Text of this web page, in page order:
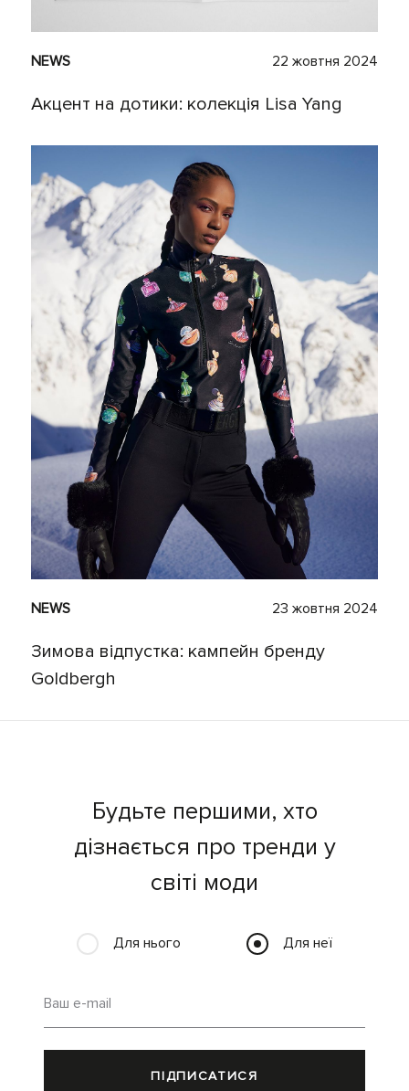
NEWS 22 жовтня 2024
Акцент на дотики: колекція Lisa Yang
NEWS 23 жовтня 2024
Зимова відпустка: кампейн бренду
Goldbergh
Будьте першими, хто
дізнається про тренди у
світі моди
Для нього Для неї
Ваш e-mail
ПІДПИСАТИСЯ